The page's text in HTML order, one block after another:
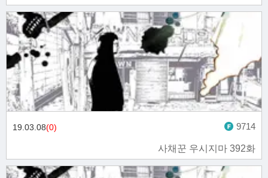
사채꾼 우시지마 392화
19.03.08(0) 9714